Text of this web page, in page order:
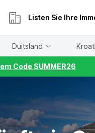
Listen Sie Ihre
Duitsland
Code SUMMER26